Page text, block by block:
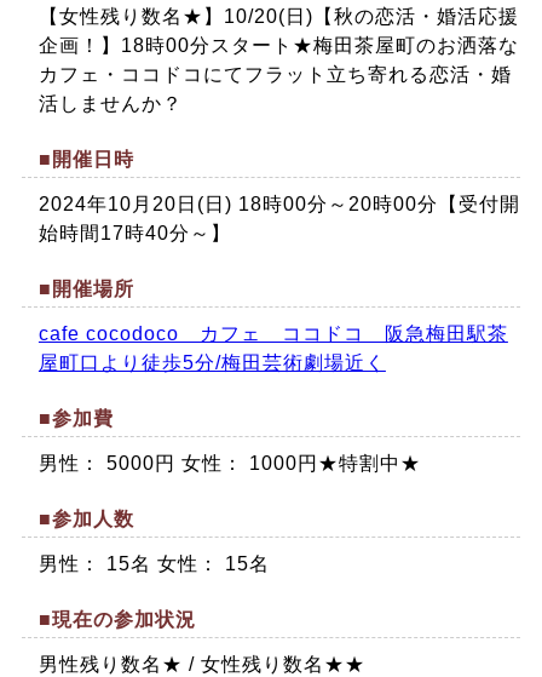
【女性残り数名★】10/20(日)【秋の恋活・婚活応援
企画！】18時00分スタート★梅田茶屋町のお洒落な
カフェ・ココドコにてフラット立ち寄れる恋活・婚
活しませんか？
■開催日時
2024年10月20日(日) 18時00分～20時00分【受付開
始時間17時40分～】
■開催場所
cafe cocodoco カフェ ココドコ 阪急梅田駅茶
屋町口より徒歩5分/梅田芸術劇場近く
■参加費
男性： 5000円 女性： 1000円★特割中★
■参加人数
男性： 15名 女性： 15名
■現在の参加状況
男性残り数名★ / 女性残り数名★★